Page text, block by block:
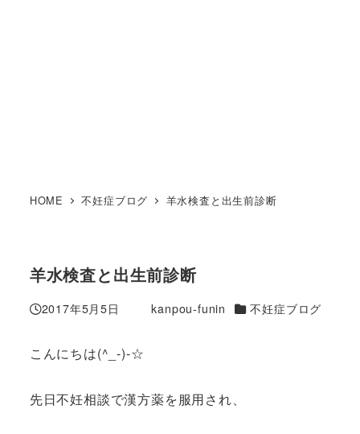
HOME 不妊症ブログ 羊水検査と出生前診断
羊水検査と出生前診断
投稿日
2017年5月5日 kanpou-funin カテゴリー
不妊症ブログ
こんにちは(^_-)-☆
先日不妊相談で漢方薬を服用され、